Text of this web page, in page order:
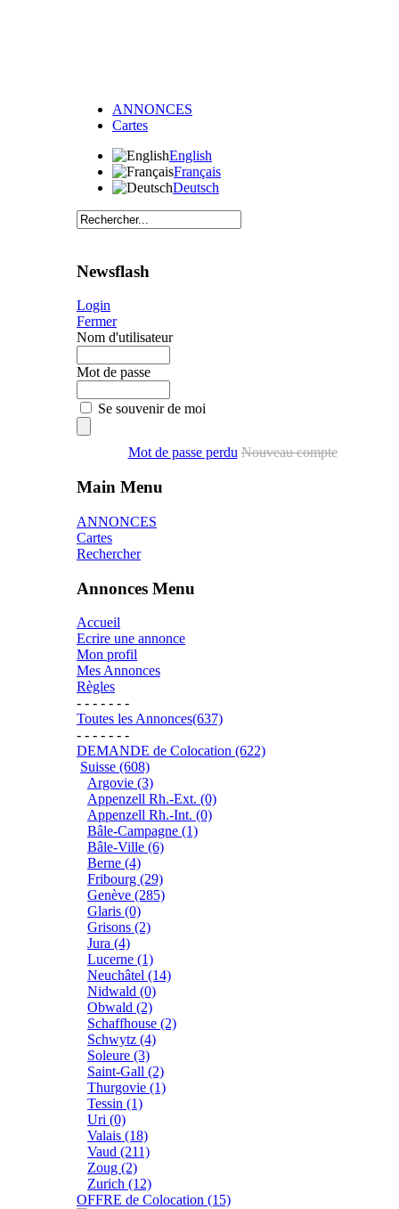
ANNONCES
Cartes
English
Français
Deutsch
Newsflash
Login
Fermer
Nom d'utilisateur
Mot de passe
Se souvenir de moi
Mot de passe perdu Nouveau compte
Main Menu
ANNONCES
Cartes
Rechercher
Annonces Menu
Accueil
Ecrire une annonce
Mon profil
Mes Annonces
Règles
- - - - - - -
Toutes les Annonces(637)
- - - - - - -
DEMANDE de Colocation (622)
Suisse (608)
Argovie (3)
Appenzell Rh.-Ext. (0)
Appenzell Rh.-Int. (0)
Bâle-Campagne (1)
Bâle-Ville (6)
Berne (4)
Fribourg (29)
Genève (285)
Glaris (0)
Grisons (2)
Jura (4)
Lucerne (1)
Neuchâtel (14)
Nidwald (0)
Obwald (2)
Schaffhouse (2)
Schwytz (4)
Soleure (3)
Saint-Gall (2)
Thurgovie (1)
Tessin (1)
Uri (0)
Valais (18)
Vaud (211)
Zoug (2)
Zurich (12)
OFFRE de Colocation (15)